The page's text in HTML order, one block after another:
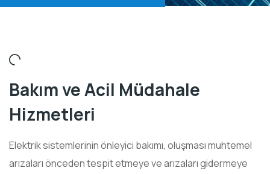
Bakım ve Acil Müdahale
Hizmetleri
Elektrik sistemlerinin önleyici bakımı, oluşması muhtemel
arızaları önceden tespit etmeye ve arızaları gidermeye